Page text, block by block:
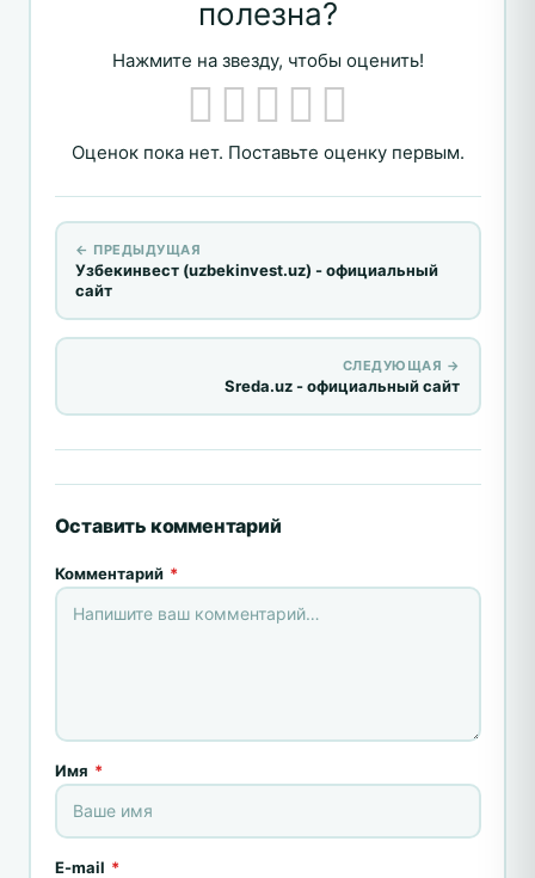
полезна?
Нажмите на звезду, чтобы оценить!
Оценок пока нет. Поставьте оценку первым.
← ПРЕДЫДУЩАЯ
Узбекинвест (uzbekinvest.uz) - официальный
сайт
СЛЕДУЮЩАЯ →
Sreda.uz - официальный сайт
Оставить комментарий
Комментарий *
Имя *
E-mail *